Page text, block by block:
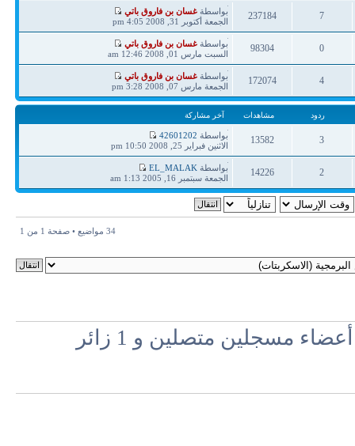
ردود
مشاهدات
7
ردود
237184
مشاهدات
آخر
مشاركة
بواسطةغسان بن فاروق باتي
الجمعة أكتوبر 31, 2008 4:05 pm
0
ردود
98304
مشاهدات
آخر
مشاركة
بواسطةغسان بن فاروق باتي
السبت مارس 01, 2008 12:46 am
4
ردود
172074
مشاهدات
آخر
مشاركة
بواسطةغسان بن فاروق باتي
الجمعة مارس 07, 2008 3:28 pm
ردود مشاهدات آخر مشاركة
3
ردود
13582
مشاهدات
آخر
مشاركة
بواسطة 42601202
الاثنين فبراير 25, 2008 10:50 pm
2
ردود
14226
مشاهدات
آخر
مشاركة
بواسطة EL_MALAK
الجمعة سبتمبر 16, 2005 1:13 am
34 مواضيع • صفحة 1 من 1
مسجلين متصلين و 1 زائر